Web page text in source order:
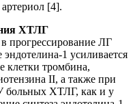
[4].
ХТЛГ
прогрессирование ЛГ
1 усиливается
клетки тромбина,
II, а также при
больных ХТЛГ, как и у